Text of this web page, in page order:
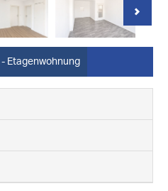
- Etagenwohnung